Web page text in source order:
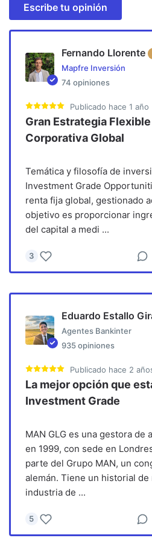
Escribe tu opinión
Fernando Llorente
Mapfre Inversión
74 opiniones
Publicado hace 1 año
Gran Estrategia
Corporativa Global
Temática y filosofía de
Investment Grade
renta fija global, gestionado
objetivo es proporcionar
del capital a medi ...
3
Eduardo Estallo
Agentes Bankinter
935 opiniones
Publicado hace 2
La mejor opción que
Investment Grade
MAN GLG es una gestora de
en 1999, con sede en
parte del Grupo MAN, un
alemán. Tiene un historial de
industria de ...
5